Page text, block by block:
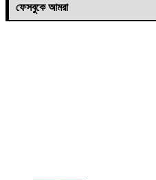
ফেসবুকে আমরা